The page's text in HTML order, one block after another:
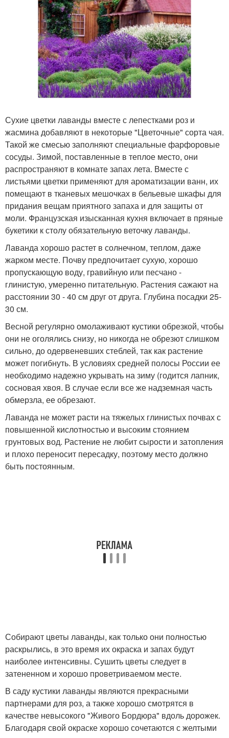
Сухие цветки лаванды вместе с лепестками роз и
жасмина добавляют в некоторые "Цветочные" сорта чая.
Такой же смесью заполняют специальные фарфоровые
сосуды. Зимой, поставленные в теплое место, они
распространяют в комнате запах лета. Вместе с
листьями цветки применяют для ароматизации ванн, их
помещают в тканевых мешочках в бельевые шкафы для
придания вещам приятного запаха и для защиты от
моли. Французская изысканная кухня включает в пряные
букетики к столу обязательную веточку лаванды.
Лаванда хорошо растет в солнечном, теплом, даже
жарком месте. Почву предпочитает сухую, хорошо
пропускающую воду, гравийную или песчано -
глинистую, умеренно питательную. Растения сажают на
расстоянии 30 - 40 см друг от друга. Глубина посадки 25-
30 см.
Весной регулярно омолаживают кустики обрезкой, чтобы
они не оголялись снизу, но никогда не обрезют слишком
сильно, до одервеневших стеблей, так как растение
может погибнуть. В условиях средней полосы России ее
необходимо надежно укрывать на зиму (годится лапник,
сосновая хвоя. В случае если все же надземная часть
обмерзла, ее обрезают.
Лаванда не может расти на тяжелых глинистых почвах с
повышенной кислотностью и высоким стоянием
грунтовых вод. Растение не любит сырости и затопления
и плохо переносит пересадку, поэтому место должно
быть постоянным.
Собирают цветы лаванды, как только они полностью
раскрылись, в это время их окраска и запах будут
наиболее интенсивны. Сушить цветы следует в
затененном и хорошо проветриваемом месте.
В саду кустики лаванды являются прекрасными
партнерами для роз, а также хорошо смотрятся в
качестве невысокого "Живого Бордюра" вдоль дорожек.
Благодаря свой окраске хорошо сочетаются с желтыми